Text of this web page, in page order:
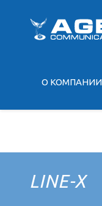
О KOМПАНИИ
LINE-X